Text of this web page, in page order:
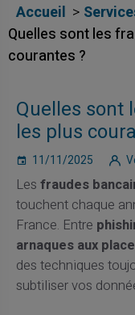
Accueil
Quelles sont les
courantes ?
Quelles sont
les plus
11/11/2025
Les fraudes
touchent chaque
France. Entre
arnaques aux
des techniques
subtiliser vos